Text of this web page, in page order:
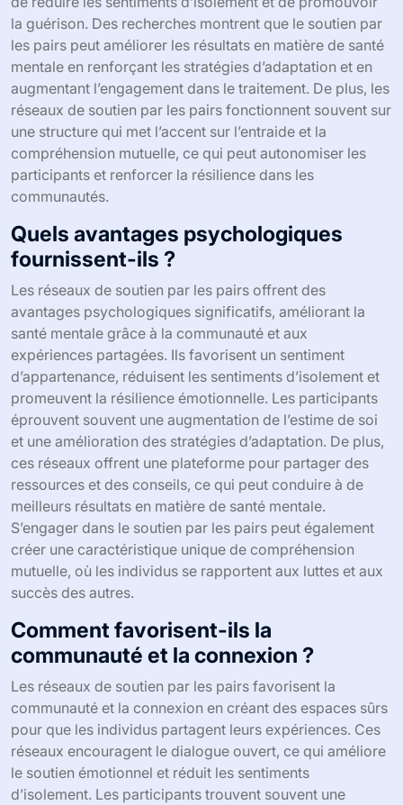
la guérison. Des recherches montrent que le soutien par
les pairs peut améliorer les résultats en matière de santé
mentale en renforçant les stratégies d’adaptation et en
augmentant l’engagement dans le traitement. De plus, les
réseaux de soutien par les pairs fonctionnent souvent sur
une structure qui met l’accent sur l’entraide et la
compréhension mutuelle, ce qui peut autonomiser les
participants et renforcer la résilience dans les
communautés.
Quels avantages psychologiques
fournissent-ils ?
Les réseaux de soutien par les pairs offrent des
avantages psychologiques significatifs, améliorant la
santé mentale grâce à la communauté et aux
expériences partagées. Ils favorisent un sentiment
d’appartenance, réduisent les sentiments d’isolement et
promeuvent la résilience émotionnelle. Les participants
éprouvent souvent une augmentation de l’estime de soi
et une amélioration des stratégies d’adaptation. De plus,
ces réseaux offrent une plateforme pour partager des
ressources et des conseils, ce qui peut conduire à de
meilleurs résultats en matière de santé mentale.
S’engager dans le soutien par les pairs peut également
créer une caractéristique unique de compréhension
mutuelle, où les individus se rapportent aux luttes et aux
succès des autres.
Comment favorisent-ils la
communauté et la connexion ?
Les réseaux de soutien par les pairs favorisent la
communauté et la connexion en créant des espaces sûrs
pour que les individus partagent leurs expériences. Ces
réseaux encouragent le dialogue ouvert, ce qui améliore
le soutien émotionnel et réduit les sentiments
d’isolement. Les participants trouvent souvent une